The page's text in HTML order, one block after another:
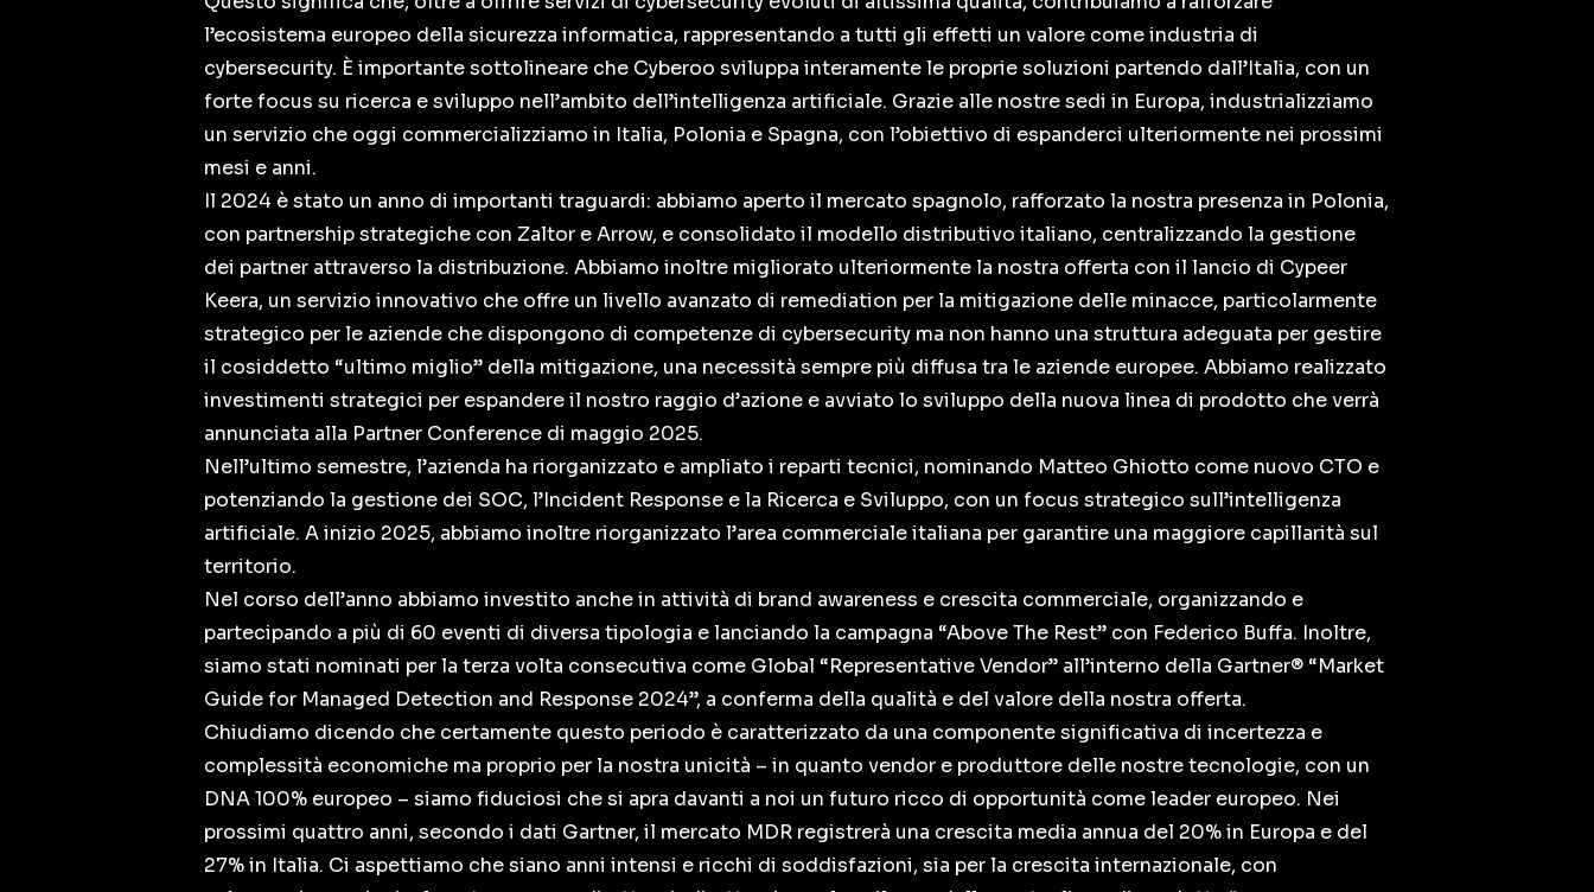
l’ecosistema europeo della sicurezza informatica, rappresentando a tutti gli effetti un valore come industria di
cybersecurity. È importante sottolineare che Cyberoo sviluppa interamente le proprie soluzioni partendo dall’Italia, con un
forte focus su ricerca e sviluppo nell’ambito dell’intelligenza artificiale. Grazie alle nostre sedi in Europa, industrializziamo
un servizio che oggi commercializziamo in Italia, Polonia e Spagna, con l’obiettivo di espanderci ulteriormente nei prossimi
mesi e anni.
Il 2024 è stato un anno di importanti traguardi: abbiamo aperto il mercato spagnolo, rafforzato la nostra presenza in Polonia,
con partnership strategiche con Zaltor e Arrow, e consolidato il modello distributivo italiano, centralizzando la gestione
dei partner attraverso la distribuzione. Abbiamo inoltre migliorato ulteriormente la nostra offerta con il lancio di Cypeer
Keera, un servizio innovativo che offre un livello avanzato di remediation per la mitigazione delle minacce, particolarmente
strategico per le aziende che dispongono di competenze di cybersecurity ma non hanno una struttura adeguata per gestire
il cosiddetto “ultimo miglio” della mitigazione, una necessità sempre più diffusa tra le aziende europee. Abbiamo realizzato
investimenti strategici per espandere il nostro raggio d’azione e avviato lo sviluppo della nuova linea di prodotto che verrà
annunciata alla Partner Conference di maggio 2025.
Nell’ultimo semestre, l’azienda ha riorganizzato e ampliato i reparti tecnici, nominando Matteo Ghiotto come nuovo CTO e
potenziando la gestione dei SOC, l’Incident Response e la Ricerca e Sviluppo, con un focus strategico sull’intelligenza
artificiale. A inizio 2025, abbiamo inoltre riorganizzato l’area commerciale italiana per garantire una maggiore capillarità sul
territorio.
Nel corso dell’anno abbiamo investito anche in attività di brand awareness e crescita commerciale, organizzando e
partecipando a più di 60 eventi di diversa tipologia e lanciando la campagna “Above The Rest” con Federico Buffa. Inoltre,
siamo stati nominati per la terza volta consecutiva come Global “Representative Vendor” all’interno della Gartner® “Market
Guide for Managed Detection and Response 2024”, a conferma della qualità e del valore della nostra offerta.
Chiudiamo dicendo che certamente questo periodo è caratterizzato da una componente significativa di incertezza e
complessità economiche ma proprio per la nostra unicità – in quanto vendor e produttore delle nostre tecnologie, con un
DNA 100% europeo – siamo fiduciosi che si apra davanti a noi un futuro ricco di opportunità come leader europeo. Nei
prossimi quattro anni, secondo i dati Gartner, il mercato MDR registrerà una crescita media annua del 20% in Europa e del
27% in Italia. Ci aspettiamo che siano anni intensi e ricchi di soddisfazioni, sia per la crescita internazionale, con